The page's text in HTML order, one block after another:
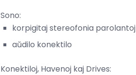
Sono:
korpigitaj stereofonia parolantoj
aŭdilo konektilo
Konektiloj, Havenoj kaj Drives: